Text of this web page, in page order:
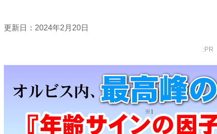
更新日： 2024年2月20日
:PR